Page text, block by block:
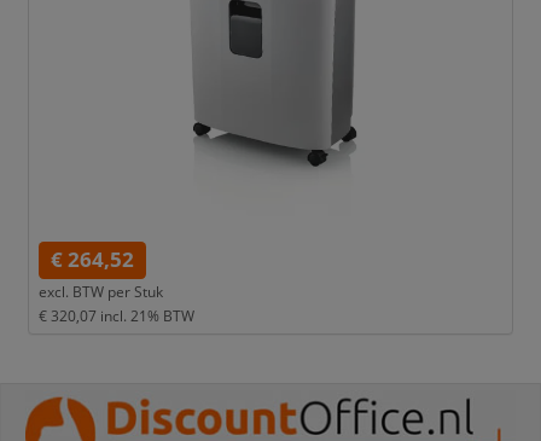
€ 264,52
excl. BTW per Stuk
€ 320,07 incl. 21% BTW